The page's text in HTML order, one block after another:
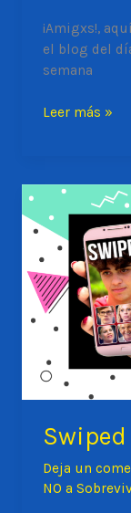
¡Amigxs!,
el blog del
semana
Netflix
Leer más »
Swiped
Deja un
NO a